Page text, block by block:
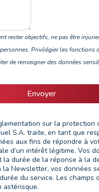
rester objectifs, ne pas être
Privilégier les fonctions
de renseigner des données
Envoyer
sur la protection
S.A. traite, en tant que
aux fins de répondre à
d’un intérêt légitime. Vos
durée de la réponse à la
la Newsletter, vos données
du service. Les champs
astérisque.